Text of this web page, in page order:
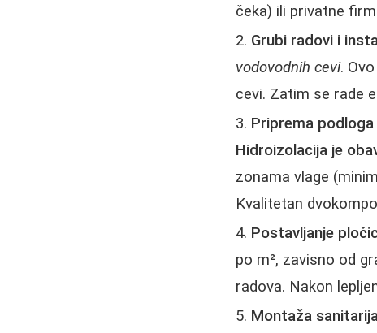
čeka) ili privatne
Grubi radovi i
vodovodnih cevi.
cevi. Zatim se rade
Priprema
Hidroizolacija je
zonama vlage
Kvalitetan
Postavljanje
po m², zavisno od
radova. Nakon
Montaža